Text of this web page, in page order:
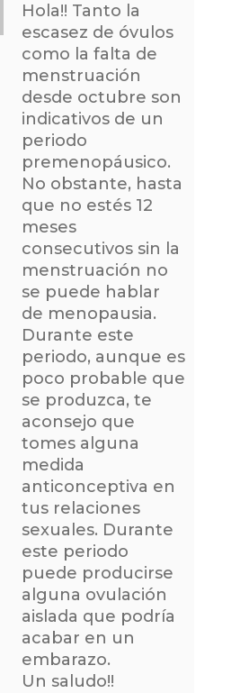
Hola!! Tanto la
escasez de óvulos
como la falta de
menstruación
desde octubre son
indicativos de un
periodo
premenopáusico.
No obstante, hasta
que no estés 12
meses
consecutivos sin la
menstruación no
se puede hablar
de menopausia.
Durante este
periodo, aunque es
poco probable que
se produzca, te
aconsejo que
tomes alguna
medida
anticonceptiva en
tus relaciones
sexuales. Durante
este periodo
puede producirse
alguna ovulación
aislada que podría
acabar en un
embarazo.
Un saludo!!